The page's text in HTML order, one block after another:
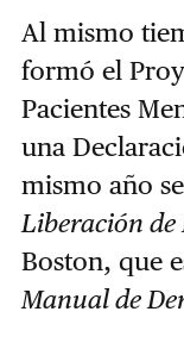
Al mismo
formó el
Pacientes
una
mismo año
Liberación de
Boston, que
Manual de